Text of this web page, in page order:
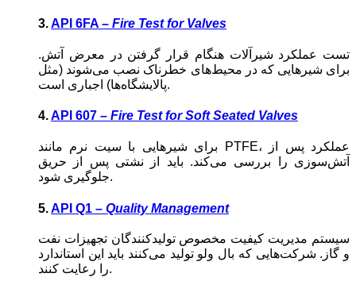
3.API 6FA – Fire Test for Valves
تست عملکرد شیرآلات هنگام قرار گرفتن در معرض آتش.
برای شیرهایی که در محیط‌های خطرناک نصب می‌شوند (مثل
پالایشگاه‌ها) اجباری است.
4.API 607 – Fire Test for Soft Seated Valves
برای شیرهایی با سیت نرم مانند PTFE، عملکرد پس از
آتش‌سوزی را بررسی می‌کند. باید از نشتی پس از حریق
جلوگیری شود.
5.API Q1 – Quality Management
سیستم مدیریت کیفیت مخصوص تولیدکنندگان تجهیزات نفت
و گاز. شرکت‌هایی که بال ولو تولید می‌کنند باید این استاندارد
را رعایت کنند.